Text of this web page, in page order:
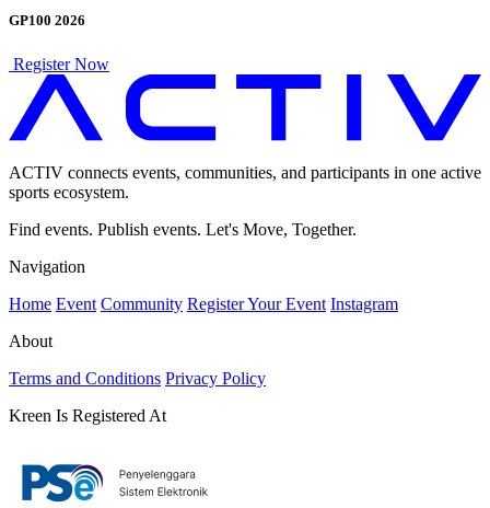
GP100 2026
Register Now
ACTIV connects events, communities, and participants in one active
sports ecosystem.
Find events. Publish events. Let's Move, Together.
Navigation
Home Event Community Register Your Event Instagram
About
Terms and Conditions Privacy Policy
Kreen Is Registered At